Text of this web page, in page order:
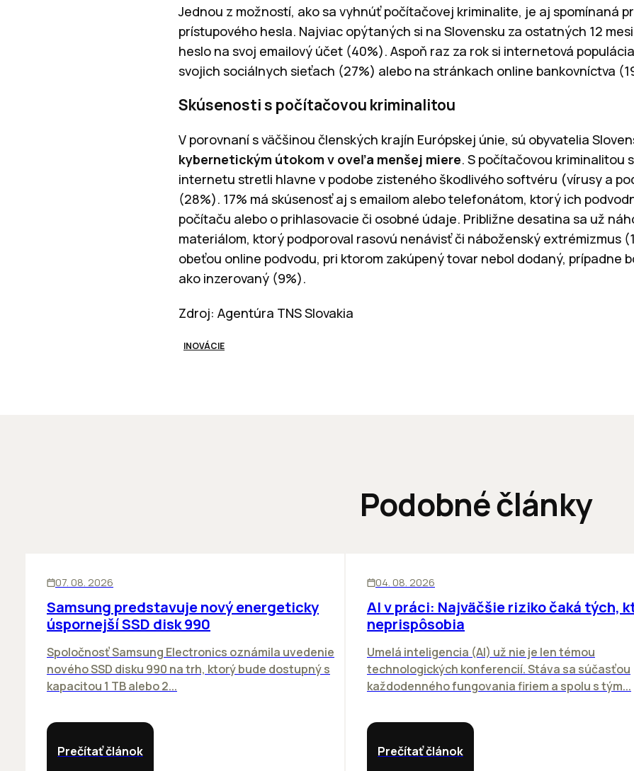
Jednou z možností, ako sa vyhnúť počítačovej kriminalite, je aj spomínaná
prístupového hesla. Najviac opýtaných si na Slovensku za ostatných 12
heslo na svoj emailový účet (40%). Aspoň raz za rok si internetová
svojich sociálnych sieťach (27%) alebo na stránkach online bankovníctva
Skúsenosti s počítačovou kriminalitou
V porovnaní s väčšinou členských krajín Európskej únie, sú obyvatelia
kybernetickým útokom v oveľa menšej miere. S počítačovou kriminalitou
internetu stretli hlavne v podobe zisteného škodlivého softvéru (vírusy a
(28%). 17% má skúsenosť aj s emailom alebo telefonátom, ktorý ich
počítaču alebo o prihlasovacie či osobné údaje. Približne desatina sa už
materiálom, ktorý podporoval rasovú nenávisť či náboženský extrémizmus
obeťou online podvodu, pri ktorom zakúpený tovar nebol dodaný, prípadne
ako inzerovaný (9%).
Zdroj: Agentúra TNS Slovakia
INOVÁCIE
Podobné články
07. 08. 2026
Samsung predstavuje nový energeticky
úspornejší SSD disk 990
Spoločnosť Samsung Electronics oznámila uvedenie
nového SSD disku 990 na trh, ktorý bude dostupný s
kapacitou 1 TB alebo 2...
Prečítať článok
04. 08. 2026
AI v práci: Najväčšie riziko čaká tých,
neprispôsobia
Umelá inteligencia (AI) už nie je len témou
technologických konferencií. Stáva sa súčasťou
každodenného fungovania firiem a spolu s tým...
Prečítať článok